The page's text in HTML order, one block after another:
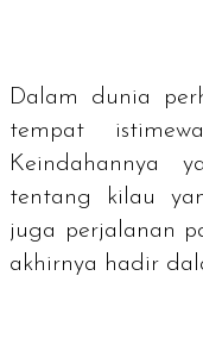
Dalam dunia
tempat
Keindahannya
tentang kilau
juga perjalanan
akhirnya hadir